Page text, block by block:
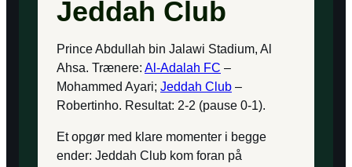
Jeddah Club
Prince Abdullah bin Jalawi Stadium, Al
Ahsa. Trænere: Al-Adalah FC –
Mohammed Ayari; Jeddah Club –
Robertinho. Resultat: 2-2 (pause 0-1).
Et opgør med klare momenter i begge
ender: Jeddah Club kom foran på